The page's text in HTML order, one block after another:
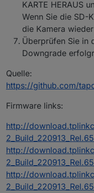
Alle
sind im
Netz,
alle
KARTE HERAUS
Wenn Sie die SD-
die Kamera
Überprüfen Sie in
Downgrade
Quelle:
https://github.com/
Firmware links:
http://
http://
http://